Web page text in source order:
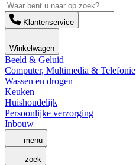
Klantenservice
Winkelwagen
Beeld & Geluid
Computer, Multimedia & Telefonie
Wassen en drogen
Keuken
Huishoudelijk
Persoonlijke verzorging
Inbouw
menu
zoek